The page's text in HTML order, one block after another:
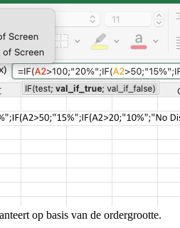
op basis van de ordergrootte.